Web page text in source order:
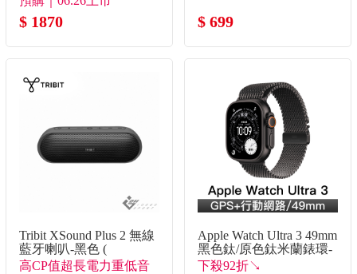
$ 1870 $ 699
Tribit XSound Plus 2 無線
藍牙喇叭-黑色 (
高CP值超長電力重低音
Apple Watch Ultra 3 49mm
黑色鈦/原色鈦米蘭錶環-
L
下殺92折↘